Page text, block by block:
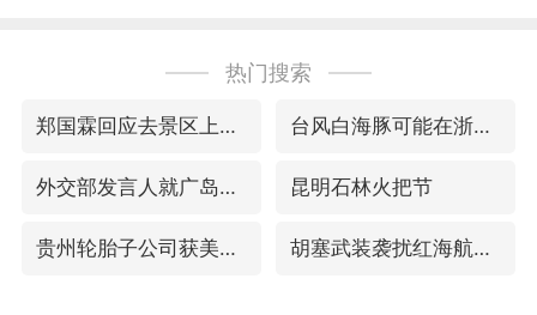
热门搜索
郑国霖回应去景区上班被保安拦下 台风白海豚可能在浙闽沿海登陆
外交部发言人就广岛核爆81周年等答记者问 昆明石林火把节
贵州轮胎子公司获美国退税8136万 胡塞武装袭扰红海航运行动升级